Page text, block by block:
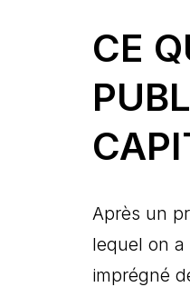
CE
Après un
lequel on a
imprégné